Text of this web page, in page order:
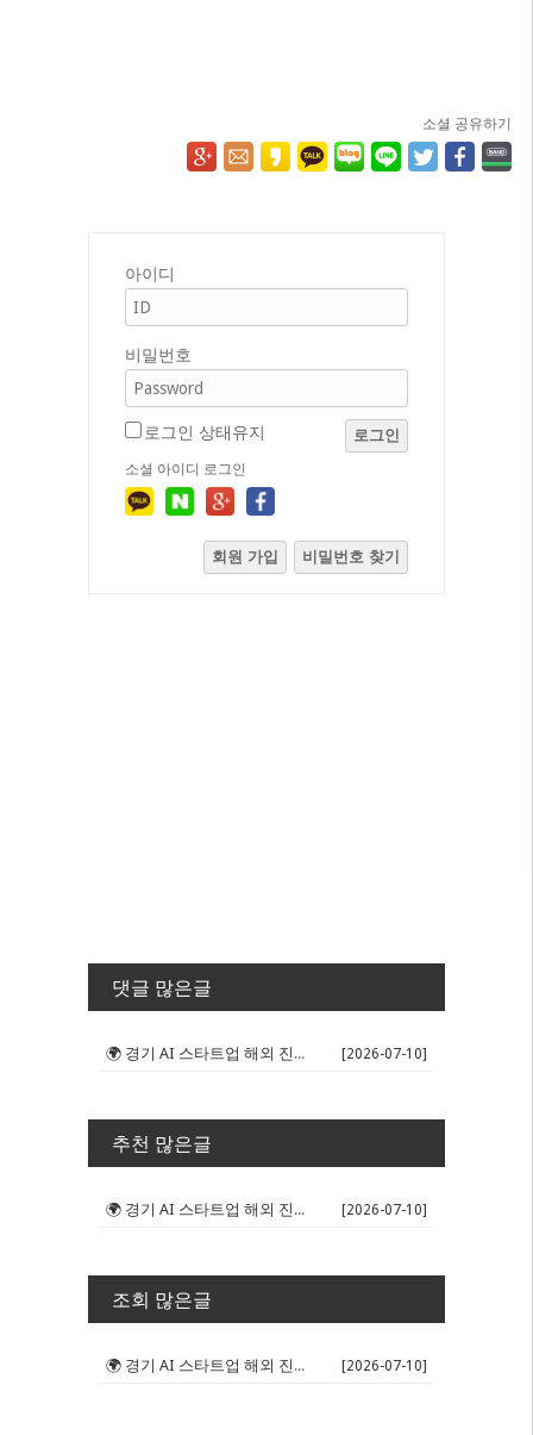
소셜 공유하기
아이디
비밀번호
로그인 상태유지 로그인
소셜 아이디 로그인
회원 가입 비밀번호 찾기
댓글 많은글
🌍 경기 AI 스타트업 해외 진출 판... [2026-07-10]
추천 많은글
🌍 경기 AI 스타트업 해외 진출 판... [2026-07-10]
조회 많은글
🌍 경기 AI 스타트업 해외 진출 판... [2026-07-10]